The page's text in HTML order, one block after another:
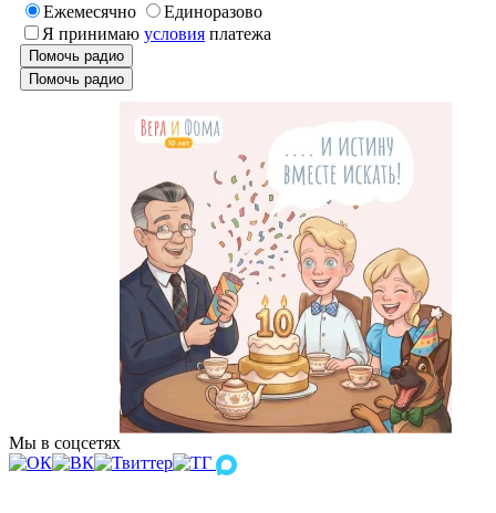
Ежемесячно
Единоразово
Я принимаю условия платежа
Помочь радио
Помочь радио
Мы в соцсетях